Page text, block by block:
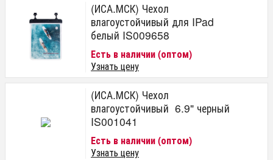
(ИСА.МСК) Чехол
влагоустойчивый для IPad
белый IS009658
Есть в наличии (оптом)
Узнать цену
(ИСА.МСК) Чехол
влагоустойчивый 6.9" черный
IS001041
Есть в наличии (оптом)
Узнать цену